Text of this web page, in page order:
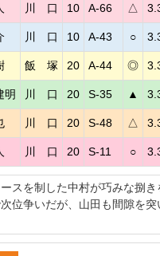
川 口 10 A-66 △
川 口 10 A-43 ○
飯 塚 20 A-44 ◎
明 川 口 20 S-35 ▲
川 口 20 S-48 △
川 口 20 S-11 ○
スを制した中村が巧みな捌き
位争いだが、山田も間隙を突